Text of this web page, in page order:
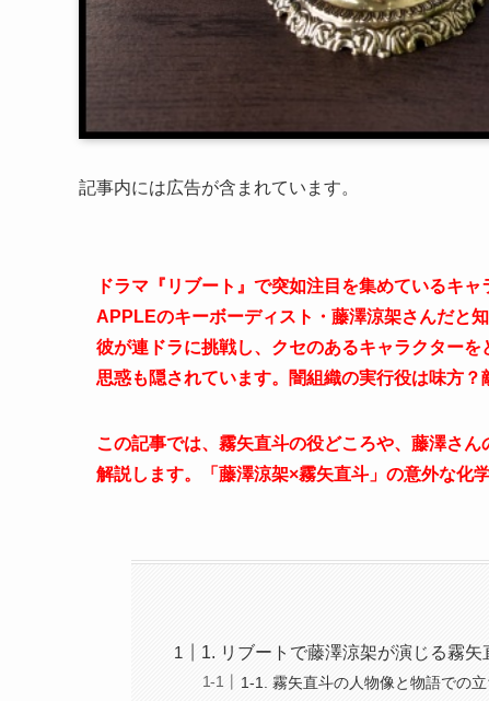
記事内には広告が含まれています。
ドラマ『リブート』で突如注目を集めているキ
APPLEのキーボーディスト・藤澤涼架さんだと
彼が連ドラに挑戦し、クセのあるキャラクター
思惑も隠されています。闇組織の実行役は味方？
この記事では、霧矢直斗の役どころや、藤澤さ
解説します。「藤澤涼架×霧矢直斗」の意外な化
1. リブートで藤澤涼架が演じる霧
1-1. 霧矢直斗の人物像と物語での